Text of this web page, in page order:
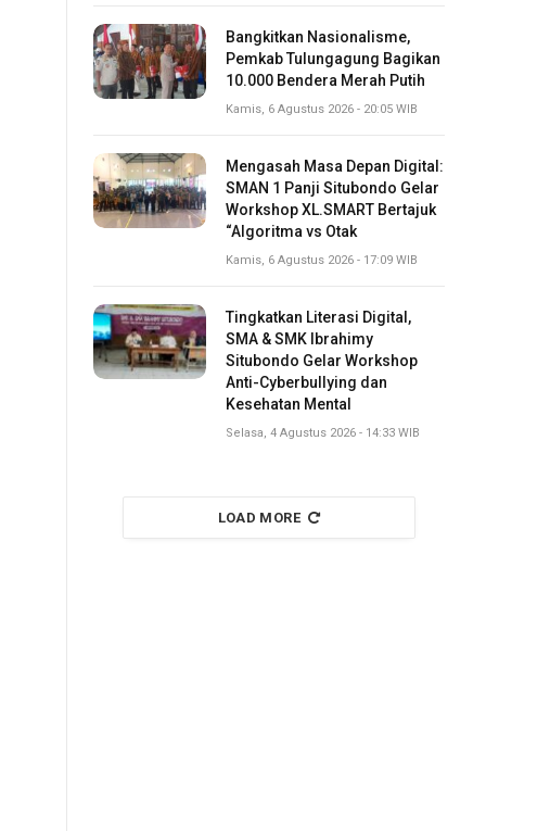
Bangkitkan Nasionalisme,
Pemkab Tulungagung Bagikan
10.000 Bendera Merah Putih
Kamis, 6 Agustus 2026 - 20:05 WIB
Mengasah Masa Depan Digital:
SMAN 1 Panji Situbondo Gelar
Workshop XL.SMART Bertajuk
“Algoritma vs Otak
Kamis, 6 Agustus 2026 - 17:09 WIB
Tingkatkan Literasi Digital,
SMA & SMK Ibrahimy
Situbondo Gelar Workshop
Anti-Cyberbullying dan
Kesehatan Mental
Selasa, 4 Agustus 2026 - 14:33 WIB
LOAD MORE